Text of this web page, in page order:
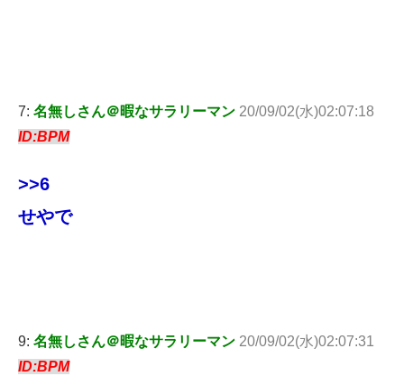
7: 名無しさん＠暇なサラリーマン 20/09/02(水)02:07:18
ID:BPM
>>6
せやで
9: 名無しさん＠暇なサラリーマン 20/09/02(水)02:07:31
ID:BPM